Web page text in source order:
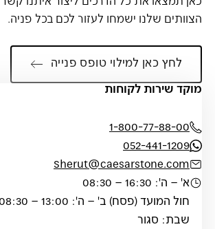
הצוותים שלנו ישמחו לעזור לכם בכל פניה.
לחץ כאן למילוי טופס פנייה
מוקד שירות לקוחות
1-800-77-88-00
052-441-1209
Sherut@caesarstone.com
א' – ה': 16:30 – 08:30
חול המועד (פסח) ב' – ה': 13:00 – 08:30
שבת: סגור